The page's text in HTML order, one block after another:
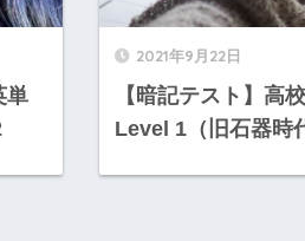
単
2021年9月22日
【暗記テスト】高
Level 1（旧石器時